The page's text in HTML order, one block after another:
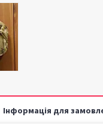
Інформація для